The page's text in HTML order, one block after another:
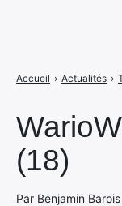
(18)
Par Benjamin
Accueil › Actualités ›